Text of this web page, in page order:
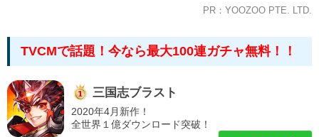
PR：YOOZOO PTE. LTD.
TVCMで話題！ 今なら最大100連ガチャ無料！！
三国志ブラスト
2020年4月新作！
全世界１億ダウンロード突破！